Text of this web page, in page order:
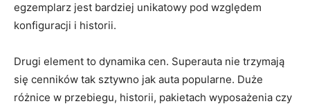
egzemplarz jest bardziej unikatowy pod względem
konfiguracji i historii.
Drugi element to dynamika cen. Superauta nie trzymają
się cenników tak sztywno jak auta popularne. Duże
różnice w przebiegu, historii, pakietach wyposażenia czy